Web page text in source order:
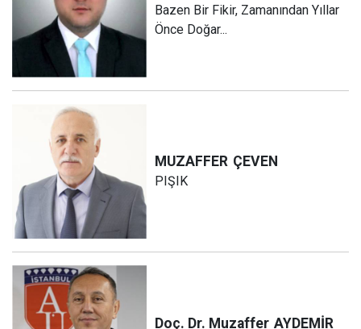
Bazen Bir Fikir, Zamanından Yıllar
Önce Doğar...
MUZAFFER ÇEVEN
PIŞIK
Doç. Dr. Muzaffer AYDEMİR